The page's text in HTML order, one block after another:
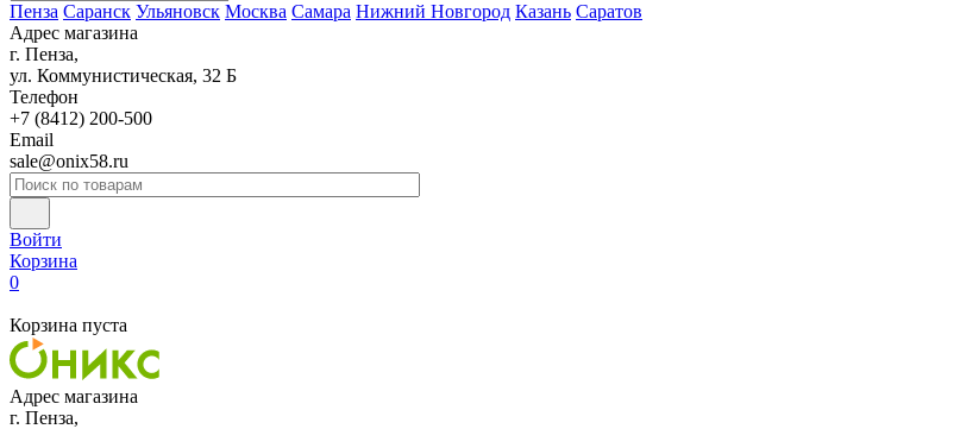
Пенза Саранск Ульяновск Москва Самара Нижний Новгород Казань Саратов
Адрес магазина
г. Пенза,
ул. Коммунистическая, 32 Б
Телефон
+7 (8412) 200-500
Email
sale@onix58.ru
Войти
Корзина
0
Корзина пуста
Адрес магазина
г. Пенза,